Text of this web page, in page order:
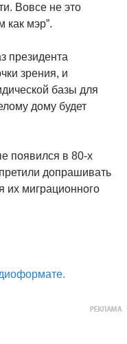
Вовсе не это
как мэр”.
президента
зрения, и
базы для
дому будет
появился в 80-х
допрашивать
их миграционного